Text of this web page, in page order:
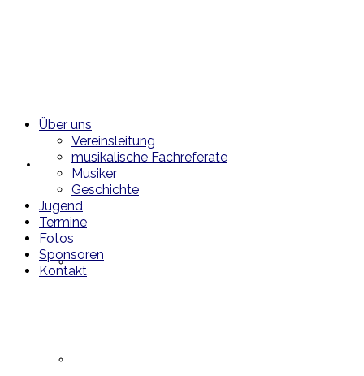
Über uns
Vereinsleitung
Über uns
Vereinsleitung
musikalische Fachreferate
Musiker
Geschichte
Jugend
Termine
Fotos
Sponsoren
Kontakt